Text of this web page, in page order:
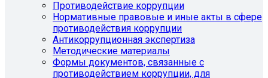
Противодействие коррупции
Нормативные правовые и иные акты в сфере
противодействия коррупции
Антикоррупционная экспертиза
Методические материалы
Формы документов, связанные с
противодействием коррупции, для